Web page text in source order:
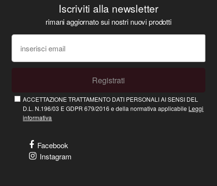
Iscriviti alla newsletter
rimani aggiornato sui nostri nuovi prodotti
Registrati
ACCETTAZIONE TRATTAMENTO DATI PERSONALI AI SENSI DEL
D.L. N.196/03 E GDPR 679/2016 e della normativa applicabile Leggi
informativa
Facebook
Instagram